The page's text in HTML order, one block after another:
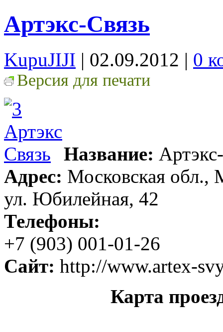
Артэкс-Связь
KupuJIJI | 02.09.2012 | 0
Версия для печати
Название:
Адрес: Московская
ул. Юбилейная, 42
Телефоны:
+7 (903) 001-01-26
Сайт: http://www.artex-
Карта